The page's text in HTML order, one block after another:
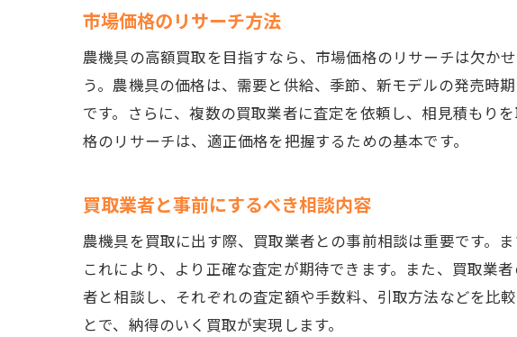
熊本県内で農
市場の需
季節によ
買取キャ
急ぎで売
農機具を最高
売却前の
市場価格のリサーチ方法
農機具の高額買取を目指すなら、市場価格のリサーチは欠か
う。農機具の価格は、需要と供給、季節、新モデルの発売時
です。さらに、複数の買取業者に査定を依頼し、相見積もり
格のリサーチは、適正価格を把握するための基本です。
買取業者と事前にするべき相談内容
農機具を買取に出す際、買取業者との事前相談は重要です。
これにより、より正確な査定が期待できます。また、買取業
者と相談し、それぞれの査定額や手数料、引取方法などを比
とで、納得のいく買取が実現します。